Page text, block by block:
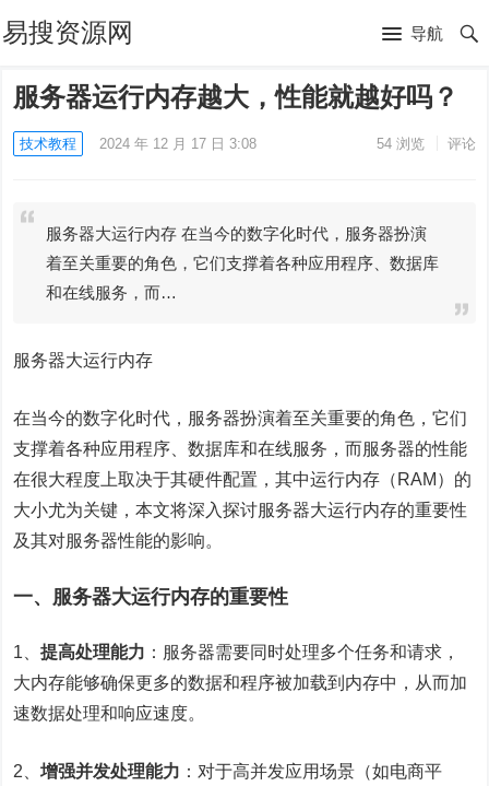
易搜资源网 导航
服务器运行内存越大，性能就越好吗？
技术教程 2024 年 12 月 17 日 3:08 54浏览 评论
服务器大运行内存 在当今的数字化时代，服务器扮演
着至关重要的角色，它们支撑着各种应用程序、数据库
和在线服务，而…
服务器大运行内存
在当今的数字化时代，服务器扮演着至关重要的角色，它们
支撑着各种应用程序、数据库和在线服务，而服务器的性能
在很大程度上取决于其硬件配置，其中运行内存（RAM）的
大小尤为关键，本文将深入探讨服务器大运行内存的重要性
及其对服务器性能的影响。
一、服务器大运行内存的重要性
1、提高处理能力 ：服务器需要同时处理多个任务和请求，
大内存能够确保更多的数据和程序被加载到内存中，从而加
速数据处理和响应速度。
2、增强并发处理能力 ：对于高并发应用场景（如电商平